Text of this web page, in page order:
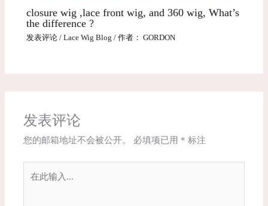
closure wig ,lace front wig, and 360 wig, What’s
the difference ?
发表评论 /Lace Wig Blog / 作者： GORDON
发表评论
您的邮箱地址不会被公开。 必填项已用 * 标注